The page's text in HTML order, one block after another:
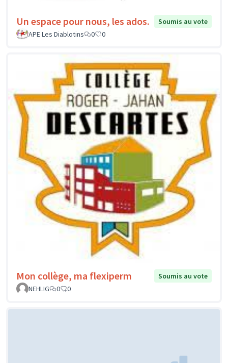
Un espace pour nous, les ados.
Soumis au vote
APE Les Diablotins
0 0
Mon collège, ma flexiperm
Soumis au vote
NEHLIG
0 0